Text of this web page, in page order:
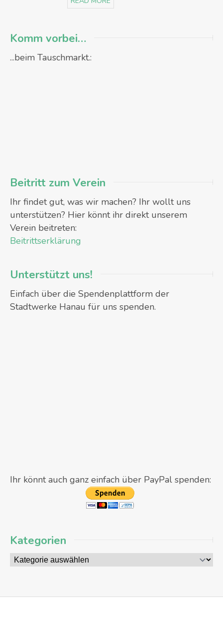
Komm vorbei…
...beim Tauschmarkt.:
Beitritt zum Verein
Ihr findet gut, was wir machen? Ihr wollt uns
unterstützen? Hier könnt ihr direkt unserem
Verein beitreten:
Beitrittserklärung
Unterstützt uns!
Einfach über die Spendenplattform der
Stadtwerke Hanau für uns spenden.
Ihr könnt auch ganz einfach über PayPal spenden:
Kategorien